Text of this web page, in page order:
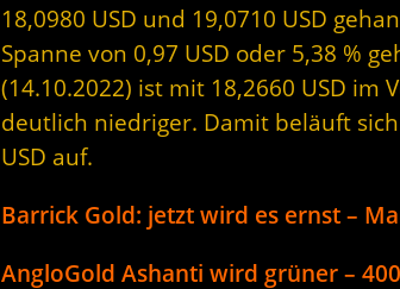
18,0980 USD und 19,0710 USD
Spanne von 0,97 USD oder 5,38 %
(14.10.2022) ist mit 18,2660 USD im
deutlich niedriger. Damit beläuft
USD auf.
Barrick Gold: jetzt wird es ernst –
AngloGold Ashanti wird grüner –